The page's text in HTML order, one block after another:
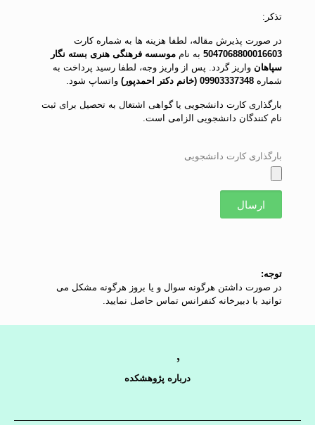
تذکر:
در صورت پذیرش مقاله، لطفا هزینه ها به شماره کارت
5047068800016603 به نام موسسه فرهنگی هنری بسته نگار
سپاهان واریز گردد. پس از واریز وجه، لطفا رسید پرداخت به
شماره 09903337348 (خانم دکتر احمدپور) واتساپ شود.
بارگذاری کارت دانشجویی یا گواهی اشتغال به تحصیل برای ثبت
نام کنندگان دانشجویی الزامی است.
بارگذاری کارت دانشجویی
ارسال
توجه:
در صورت داشتن هرگونه سوال و یا بروز هرگونه مشکل می
توانید با دبیرخانه کنفرانس تماس حاصل نمایید.
درباره پژوهشکده